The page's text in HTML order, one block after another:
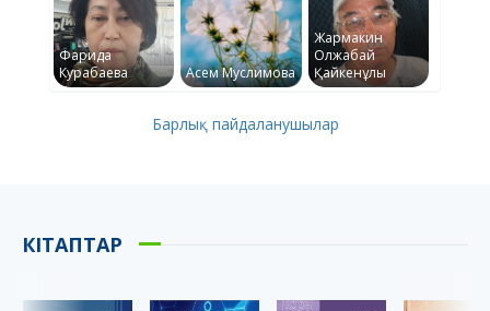
Фарида
Курабаева
Асем Муслимова
Жармакин
Олжабай
Қайкенұлы
Барлық пайдаланушылар
КІТАПТАР